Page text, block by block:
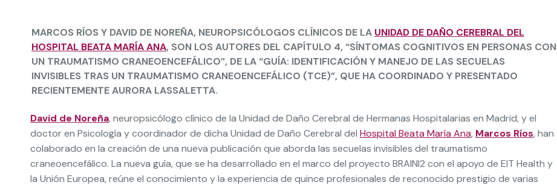
MARCOS RÍOS Y DAVID DE NOREÑA, NEUROPSICÓLOGOS CLÍNICOS DE LA UNIDAD DE DAÑO CEREBRAL DEL
HOSPITAL BEATA MARÍA ANA, SON LOS AUTORES DEL CAPÍTULO 4, “SÍNTOMAS COGNITIVOS EN PERSONAS CON
UN TRAUMATISMO CRANEOENCEFÁLICO”, DE LA “GUÍA: IDENTIFICACIÓN Y MANEJO DE LAS SECUELAS
INVISIBLES TRAS UN TRAUMATISMO CRANEOENCEFÁLICO (TCE)”, QUE HA COORDINADO Y PRESENTADO
RECIENTEMENTE AURORA LASSALETTA.
David de Noreña, neuropsicólogo clínico de la Unidad de Daño Cerebral de Hermanas Hospitalarias en Madrid, y el
doctor en Psicología y coordinador de dicha Unidad de Daño Cerebral del Hospital Beata María Ana, Marcos Ríos, han
colaborado en la creación de una nueva publicación que aborda las secuelas invisibles del traumatismo
craneoencefálico. La nueva guía, que se ha desarrollado en el marco del proyecto BRAINI2 con el apoyo de EIT Health y
la Unión Europea, reúne el conocimiento y la experiencia de quince profesionales de reconocido prestigio de varias